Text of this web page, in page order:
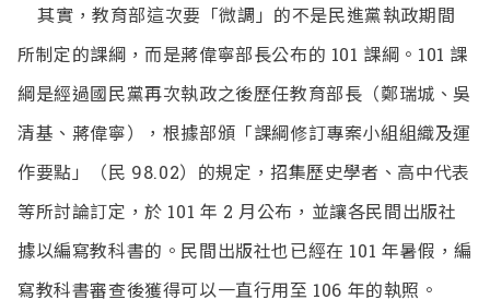
其實，教育部這次要「微調」的不是民進黨執政期間
所制定的課綱，而是蔣偉寧部長公布的 101 課綱。101 課
綱是經過國民黨再次執政之後歷任教育部長（鄭瑞城、吳
清基、蔣偉寧），根據部頒「課綱修訂專案小組組織及運
作要點」（民 98.02）的規定，招集歷史學者、高中代表
等所討論訂定，於 101 年 2 月公布，並讓各民間出版社
據以編寫教科書的。民間出版社也已經在 101 年暑假，編
寫教科書審查後獲得可以一直行用至 106 年的執照。